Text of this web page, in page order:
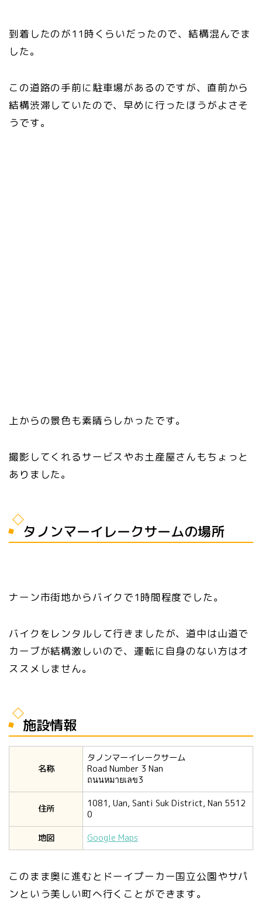
到着したのが11時くらいだったので、結構混んでま
した。
この道路の手前に駐車場があるのですが、直前から
結構渋滞していたので、早めに行ったほうがよさそ
うです。
上からの景色も素晴らしかったです。
撮影してくれるサービスやお土産屋さんもちょっと
ありました。
タノンマーイレークサームの場所
ナーン市街地からバイクで1時間程度でした。
バイクをレンタルして行きましたが、道中は山道で
カーブが結構激しいので、運転に自身のない方はオ
ススメしません。
施設情報
名称
タノンマーイレークサーム
Road Number 3 Nan
ถนนหมายเลข3
住所
1081, Uan, Santi Suk District, Nan 5512
0
地図
Google Maps
このまま奥に進むとドーイプーカー国立公園やサパ
ンという美しい町へ行くことができます。